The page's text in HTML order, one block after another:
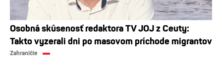
Osobná skúsenosť redaktora TV JOJ z Ceuty:
Takto vyzerali dni po masovom príchode migrantov
Zahraničie